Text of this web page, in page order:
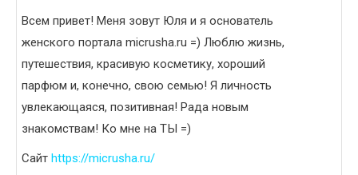
Всем привет! Меня зовут Юля и я основатель
женского портала micrusha.ru =) Люблю жизнь,
путешествия, красивую косметику, хороший
парфюм и, конечно, свою семью! Я личность
увлекающаяся, позитивная! Рада новым
знакомствам! Ко мне на ТЫ =)
Сайт https://micrusha.ru/